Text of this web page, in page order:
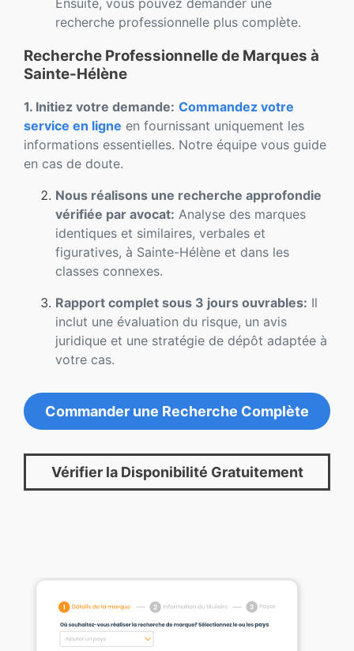
recherche professionnelle plus complète.
Recherche Professionnelle de Marques à
Sainte-Hélène
1. Initiez votre demande: Commandez votre
service en ligne en fournissant uniquement les
informations essentielles. Notre équipe vous guide
en cas de doute.
Nous réalisons une recherche approfondie
vérifiée par avocat: Analyse des marques
identiques et similaires, verbales et
figuratives, à Sainte-Hélène et dans les
classes connexes.
Rapport complet sous 3 jours ouvrables: Il
inclut une évaluation du risque, un avis
juridique et une stratégie de dépôt adaptée à
votre cas.
Commander une Recherche Complète
Vérifier la Disponibilité Gratuitement